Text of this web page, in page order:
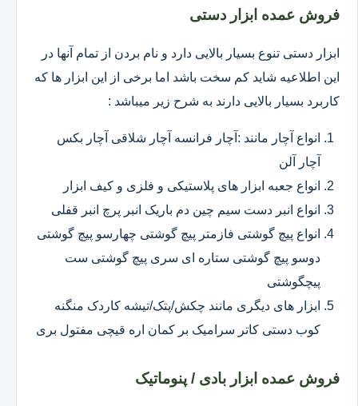
فروش عمده ابزار دستی
ابزار دستی تنوع بسیار بالایی دارد و نام بردن از تمام آنها در
این اطلاعیه شاید کم سخت باشد اما برخی از این ابزار ها که
کاربرد بسیار بالایی دارند به شرح زیر میباشد :
انواع آچار مانند :آچار فرانسه آچار شلاقی آچار بکس
آچار آلن
انواع جعبه ابزار های پلاستیکی و فلزی و کیف ابزار
انواع انبر دست سیم چین دم باریک انبر پرچ انبر قفلی
انواع پیچ گوشتی فازمتر پیچ گوشتی چهارسو پیچ گوشتی
دوسو پیچ گوشتی ستاره ای سری پیچ گوشتی ست
پیچگوشتی
ابزار های دیگری مانند چکش/پتک/تیشه کاردک منگنه
کوب دستی کاتر سرامیک بر کمان اره قیچی مفتول بری
فروش عمده ابزار بادی / پنوماتیک